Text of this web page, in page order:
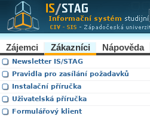
Zájemci Zákazníci Nápověda
Newsletter IS/STAG
Pravidla pro zasílání požadavků
Instalační příručka
Uživatelská příručka
Formulářový klient